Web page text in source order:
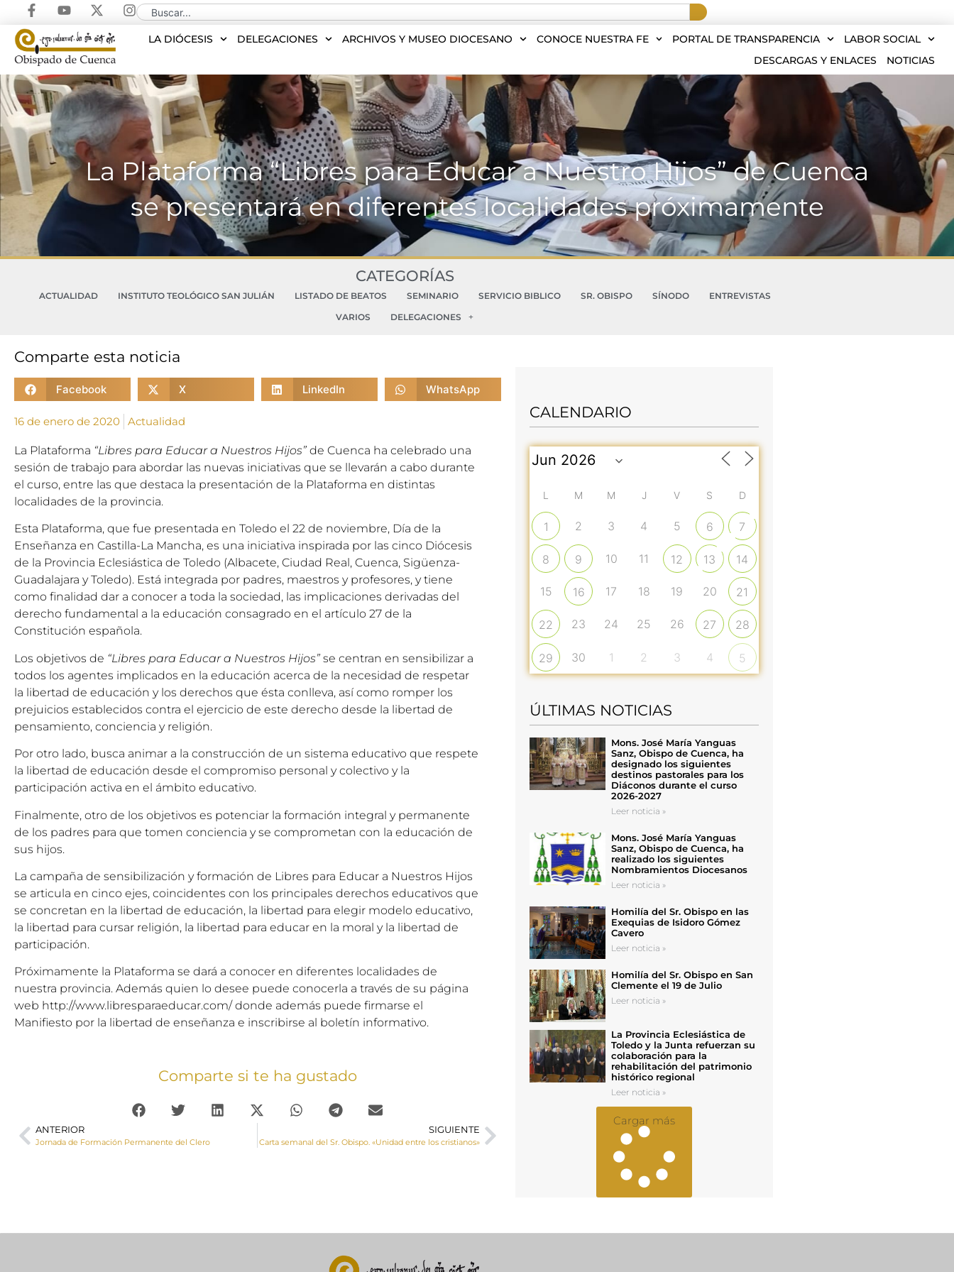
LA DIÓCESIS DELEGACIONES ARCHIVOS Y MUSEO DIOCESANO CONOCE NUESTRA FE PORTAL DE TRANSPARENCIA
LABOR SOCIAL
DESCARGAS Y ENLACES
NOTICIAS
La Plataforma “Libres para Educar a Nuestro Hijos” de Cuenca
se presentará en diferentes localidades próximamente
CATEGORÍAS
ACTUALIDAD INSTITUTO TEOLÓGICO SAN JULIÁN LISTADO DE BEATOS SEMINARIO SERVICIO BIBLICO SR. OBISPO SÍNODO
ENTREVISTAS
VARIOS
DELEGACIONES
Comparte esta noticia
Facebook X LinkedIn WhatsApp
16 de enero de 2020 Actualidad
La Plataforma “Libres para Educar a Nuestros Hijos” de Cuenca ha celebrado una
sesión de trabajo para abordar las nuevas iniciativas que se llevarán a cabo durante
el curso, entre las que destaca la presentación de la Plataforma en distintas
localidades de la provincia.
Esta Plataforma, que fue presentada en Toledo el 22 de noviembre, Día de la
Enseñanza en Castilla-La Mancha, es una iniciativa inspirada por las cinco Diócesis
de la Provincia Eclesiástica de Toledo (Albacete, Ciudad Real, Cuenca, Sigüenza-
Guadalajara y Toledo). Está integrada por padres, maestros y profesores, y tiene
como finalidad dar a conocer a toda la sociedad, las implicaciones derivadas del
derecho fundamental a la educación consagrado en el artículo 27 de la
Constitución española.
Los objetivos de “Libres para Educar a Nuestros Hijos” se centran en sensibilizar a
todos los agentes implicados en la educación acerca de la necesidad de respetar
la libertad de educación y los derechos que ésta conlleva, así como romper los
prejuicios establecidos contra el ejercicio de este derecho desde la libertad de
pensamiento, conciencia y religión.
Por otro lado, busca animar a la construcción de un sistema educativo que respete
la libertad de educación desde el compromiso personal y colectivo y la
participación activa en el ámbito educativo.
Finalmente, otro de los objetivos es potenciar la formación integral y permanente
de los padres para que tomen conciencia y se comprometan con la educación de
sus hijos.
La campaña de sensibilización y formación de Libres para Educar a Nuestros Hijos
se articula en cinco ejes, coincidentes con los principales derechos educativos que
se concretan en la libertad de educación, la libertad para elegir modelo educativo,
la libertad para cursar religión, la libertad para educar en la moral y la libertad de
participación.
Próximamente la Plataforma se dará a conocer en diferentes localidades de
nuestra provincia. Además quien lo desee puede conocerla a través de su página
web http://www.libresparaeducar.com/ donde además puede firmarse el
Manifiesto por la libertad de enseñanza e inscribirse al boletín informativo.
Comparte si te ha gustado
ANTERIOR
Jornada de Formación Permanente del Clero
SIGUIENTE
Carta semanal del Sr. Obispo. «Unidad entre los cristianos»
CALENDARIO
L M M J V S D
1 2 3 4 5 6 7
8 9 10 11 12 13 14
15 16 17 18 19 20 21
22 23 24 25 26 27 28
29 30 1 2 3 4 5
ÚLTIMAS NOTICIAS
Mons. José María Yanguas
Sanz, Obispo de Cuenca, ha
designado los siguientes
destinos pastorales para los
Diáconos durante el curso
2026-2027
Leer noticia »
Mons. José María Yanguas
Sanz, Obispo de Cuenca, ha
realizado los siguientes
Nombramientos Diocesanos
Leer noticia »
Homilía del Sr. Obispo en las
Exequias de Isidoro Gómez
Cavero
Leer noticia »
Homilía del Sr. Obispo en San
Clemente el 19 de Julio
Leer noticia »
La Provincia Eclesiástica de
Toledo y la Junta refuerzan su
colaboración para la
rehabilitación del patrimonio
histórico regional
Leer noticia »
Cargar más